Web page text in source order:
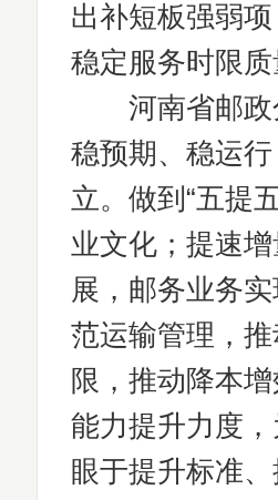
出补短板强弱
稳定服务时限
河南省邮政分
稳预期、稳运
立。做到“五提
业文化；提速
展，邮务业务
范运输管理，
限，推动降本
能力提升力度
眼于提升标准